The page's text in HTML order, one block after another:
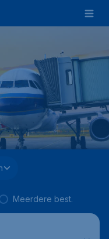
Meerdere best.